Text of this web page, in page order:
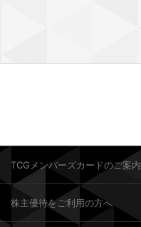
TCGメンバーズカードのご案内
株主優待をご利用の方へ